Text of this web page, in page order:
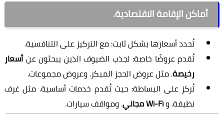
أماكن الإقامة الاقتصادية.
تُحدد أسعارها بشكل ثابت: مع التركيز على التنافسية.
تُقدم عروضًا خاصة: لجذب الضيوف الذين يبحثون عنأسعار
رخيصة. مثل عروض الحجز المبكر. وعروض مجموعات.
تُركز على البساطة: حيث تُقدم خدمات أساسية. مثل غرف
نظيفة. وWi-Fi مجاني . ومواقف سيارات.